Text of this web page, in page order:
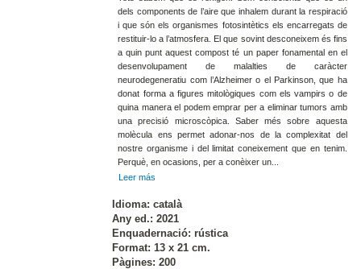
dels components de l’aire que inhalem durant la respiració
i que són els organismes fotosintètics els encarregats de
restituir-lo a l’atmosfera. El que sovint desconeixem és fins
a quin punt aquest compost té un paper fonamental en el
desenvolupament de malalties de caràcter
neurodegeneratiu com l’Alzheimer o el Parkinson, que ha
donat forma a figures mitològiques com els vampirs o de
quina manera el podem emprar per a eliminar tumors amb
una precisió microscòpica. Saber més sobre aquesta
molècula ens permet adonar-nos de la complexitat del
nostre organisme i del limitat coneixement que en tenim.
Perquè, en ocasions, per a conèixer un...
Leer más
Idioma: català
Any ed.: 2021
Enquadernació: rústica
Format: 13 x 21 cm.
Pàgines: 200